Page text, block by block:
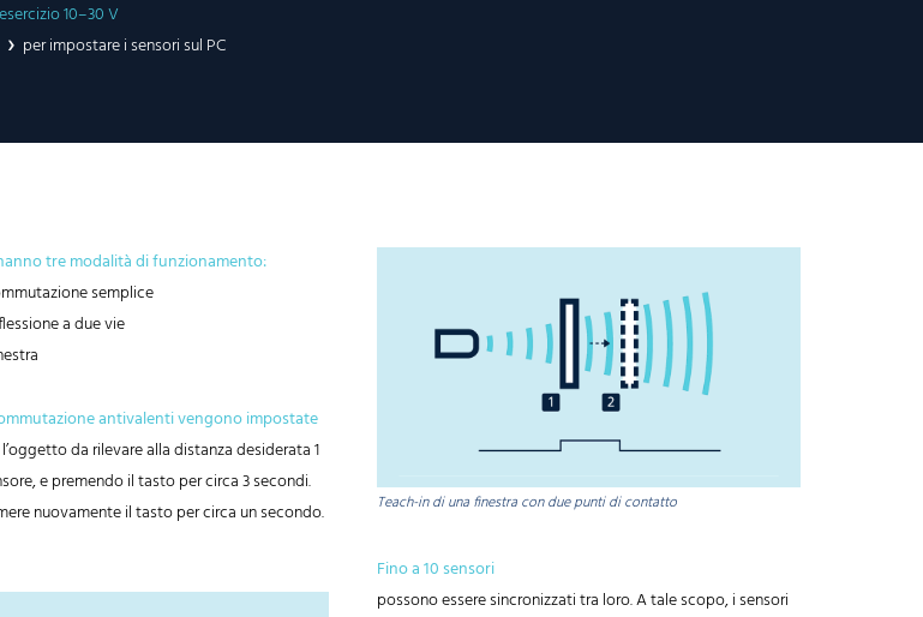
10–30 V
per impostare i sensori sul PC
tre modalità di funzionamento:
semplice
a due vie
antivalenti vengono impostate
da rilevare alla distanza desiderata 1
e premendo il tasto per circa 3 secondi.
nuovamente il tasto per circa un secondo.
Teach-in di una finestra con due punti di contatto
Fino a 10 sensori
possono essere sincronizzati tra loro. A tale scopo, i sensori